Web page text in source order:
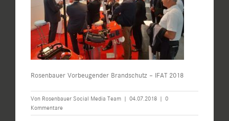
Rosenbauer Vorbeugender Brandschutz – IFAT 2018
Von Rosenbauer Social Media Team | 04.07.2018 | 0
Kommentare